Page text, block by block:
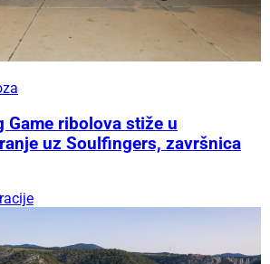
Game ribolova stiže u
uz Soulfingers, završnica